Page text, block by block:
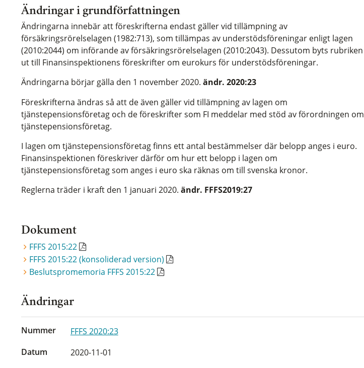
Ändringar i grundförfattningen
Ändringarna innebär att föreskrifterna endast gäller vid tillämpning av
försäkringsrörelselagen (1982:713), som tillämpas av understödsföreningar enligt lagen
(2010:2044) om införande av försäkringsrörelselagen (2010:2043). Dessutom byts rubriken
ut till Finansinspektionens föreskrifter om eurokurs för understödsföreningar.
Ändringarna börjar gälla den 1 november 2020.ändr. 2020:23
Föreskrifterna ändras så att de även gäller vid tillämpning av lagen om
tjänstepensionsföretag och de föreskrifter som FI meddelar med stöd av förordningen om
tjänstepensionsföretag.
I lagen om tjänstepensionsföretag finns ett antal bestämmelser där belopp anges i euro.
Finansinspektionen föreskriver därför om hur ett belopp i lagen om
tjänstepensionsföretag som anges i euro ska räknas om till svenska kronor.
Reglerna träder i kraft den 1 januari 2020.ändr. FFFS2019:27
Dokument
FFFS 2015:22
FFFS 2015:22 (konsoliderad version)
Beslutspromemoria FFFS 2015:22
Ändringar
Nummer
FFFS 2020:23
Datum
2020-11-01